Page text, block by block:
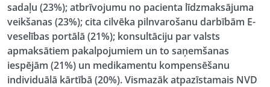
sadaļu (23%); atbrīvojumu no pacienta līdzmaksājuma
veikšanas (23%); cita cilvēka pilnvarošanu darbībām E-
veselības portālā (21%); konsultāciju par valsts
apmaksātiem pakalpojumiem un to saņemšanas
iespējām (21%) un medikamentu kompensēšanu
individuālā kārtībā (20%). Vismazāk atpazīstamais NVD